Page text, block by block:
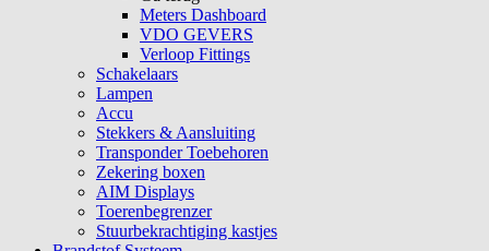
Meters Dashboard
VDO GEVERS
Verloop Fittings
Schakelaars
Lampen
Accu
Stekkers & Aansluiting
Transponder Toebehoren
Zekering boxen
AIM Displays
Toerenbegrenzer
Stuurbekrachtiging kastjes